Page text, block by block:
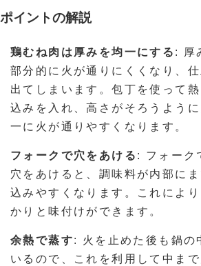
ポイントの解説
鶏むね肉は厚みを均一にする : 厚
部分的に火が通りにくくなり、
出てしまいます。包丁を使って
込みを入れ、高さがそろうよう
一に火が通りやすくなります。
フォークで穴をあける : フォーク
穴をあけると、調味料が内部に
込みやすくなります。これによ
かりと味付けができます。
余熱で蒸す: 火を止めた後も鍋の
いるので、これを利用して中まで